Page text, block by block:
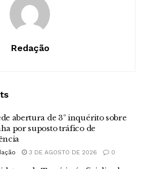
Redação
abertura de 3º inquérito sobre
por suposto tráfico de
3 DE AGOSTO DE 2026 0